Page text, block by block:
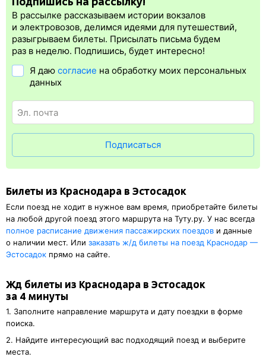
электронная регистрация.
Электронная регистрацияпроизводитсясразупосле оплаты
билета.Электронная регистрация— это опция, которая
упрощает жизнь пассажиру. Её плюс в том, что не нужно быть
регистрация доступна почти для всех заказов,исключение
составляют поезда
билете. А в случае отсутствия электронной регистрации еще
В рассылке рассказываем истории вокзалов
и электровозов, делимся идеями для путешествий,
разыгрываем билеты. Присылать письма будем
раз в неделю. Подпишись, будет интересно!
Я даю согласие на обработку моих персональных
данных
Подписаться
Билеты из Краснодара в Эстосадок
Если поезд не ходит в нужное вам время, приобретайте билеты
на любой другой поезд этого маршрута на Туту.ру. У нас всегда
полное расписание движения пассажирских поездов и данные
о наличии мест. Или заказать ж/д билеты на поезд Краснодар —
Эстосадок прямо на сайте.
Жд билеты из Краснодара в Эстосадок
за 4 минуты
1. Заполните направление маршрута и дату поездки в форме
поиска.
2. Найдите интересующий вас подходящий поезд и выберите
места.